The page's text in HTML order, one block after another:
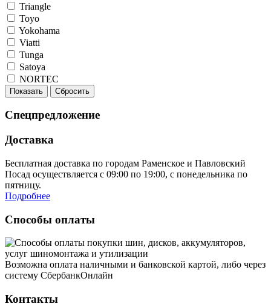
Triangle
Toyo
Yokohama
Viatti
Tunga
Satoya
NORTEC
Показать Сбросить
Спецпредложение
Доставка
Бесплатная доставка по городам Раменское и Павловский
Посад осуществляется с 09:00 по 19:00, с понедельника по
пятницу.
Подробнее
Способы оплаты
Возможна оплата наличными и банковской картой, либо через
систему СбербанкОнлайн
Контакты